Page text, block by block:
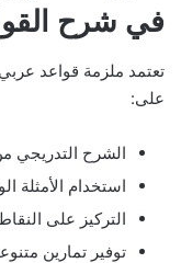
في شرح
تعتمد ملزمة قواعد
على:
الشرح التدريجي
استخدام الأمثلة
التركيز على
توفير تمارين